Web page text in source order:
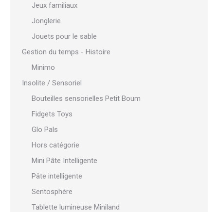
Jeux familiaux
Jonglerie
Jouets pour le sable
Gestion du temps - Histoire
Minimo
Insolite / Sensoriel
Bouteilles sensorielles Petit Boum
Fidgets Toys
Glo Pals
Hors catégorie
Mini Pâte Intelligente
Pâte intelligente
Sentosphère
Tablette lumineuse Miniland